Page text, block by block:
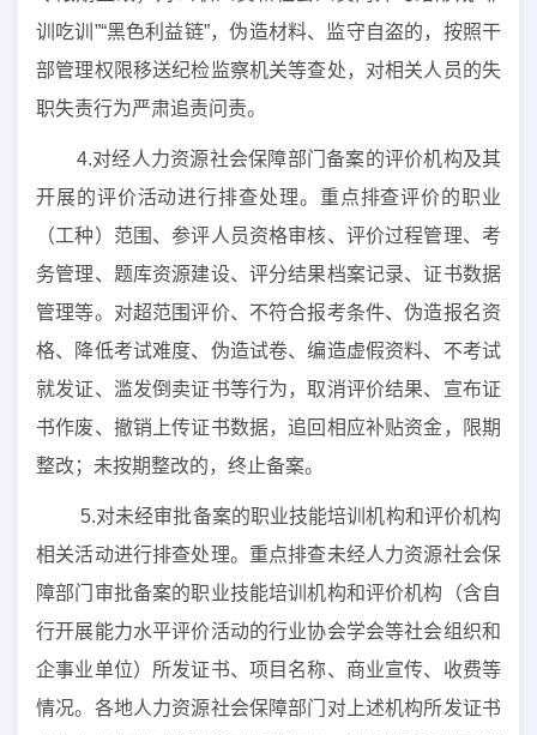
训吃训”“黑色利益链”，伪造材料、监守自盗的，按照干
部管理权限移送纪检监察机关等查处，对相关人员的失
职失责行为严肃追责问责。
4.对经人力资源社会保障部门备案的评价机构及其
开展的评价活动进行排查处理。重点排查评价的职业
（工种）范围、参评人员资格审核、评价过程管理、考
务管理、题库资源建设、评分结果档案记录、证书数据
管理等。对超范围评价、不符合报考条件、伪造报名资
格、降低考试难度、伪造试卷、编造虚假资料、不考试
就发证、滥发倒卖证书等行为，取消评价结果、宣布证
书作废、撤销上传证书数据，追回相应补贴资金，限期
整改；未按期整改的，终止备案。
5.对未经审批备案的职业技能培训机构和评价机构
相关活动进行排查处理。重点排查未经人力资源社会保
障部门审批备案的职业技能培训机构和评价机构（含自
行开展能力水平评价活动的行业协会学会等社会组织和
企事业单位）所发证书、项目名称、商业宣传、收费等
情况。各地人力资源社会保障部门对上述机构所发证书